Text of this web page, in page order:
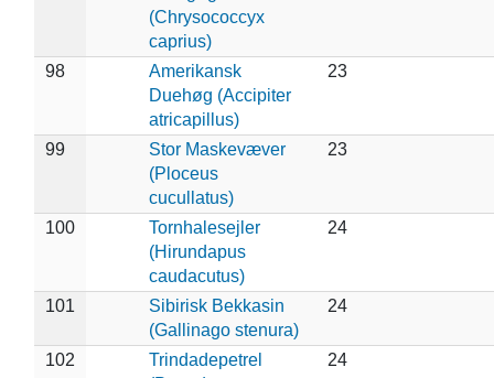
(Chrysococcyx
caprius)
98
Amerikansk
Duehøg (Accipiter
atricapillus)
23
99
Stor Maskevæver
(Ploceus
cucullatus)
23
100
Tornhalesejler
(Hirundapus
caudacutus)
24
101
Sibirisk Bekkasin
(Gallinago stenura)
24
102
Trindadepetrel
24